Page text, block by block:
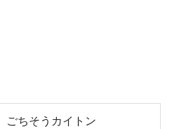
ごちそうカイトン